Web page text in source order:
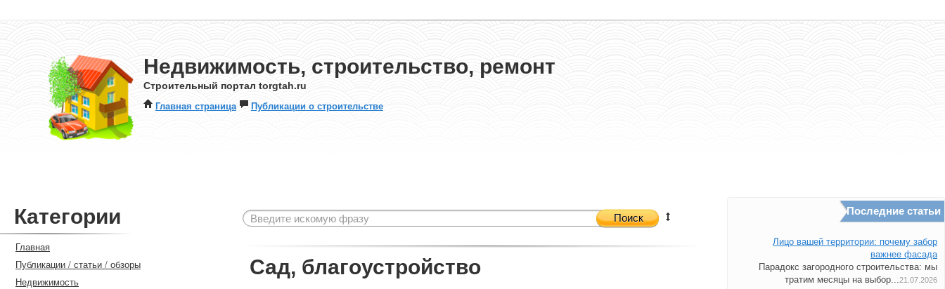
Недвижимость, строительство, ремонт
Строительный портал torgtah.ru
Главная страница Публикации о строительстве
Категории
Главная
Публикации / статьи / обзоры
Недвижимость
Поиск
Сад, благоустройство
Последние статьи
Лицо вашей территории: почему забор
важнее фасада
Парадокс загородного строительства: мы
тратим месяцы на выбор...21.07.2026